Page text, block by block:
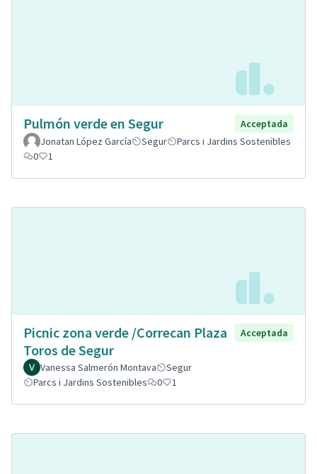
Pulmón verde en Segur
Acceptada
Jonatan López García
Segur
Parcs i Jardins Sostenibles
0
1
Picnic zona verde /Correcan Plaza
Toros de Segur
Acceptada
Vanessa Salmerón Montava
Segur
Parcs i Jardins Sostenibles
0 1